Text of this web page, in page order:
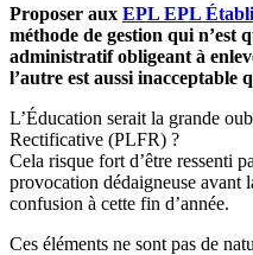
Proposer aux EPL EPL
méthode de gestion qui n’est
administratif obligeant à
l’autre est aussi inacceptable
L’Éducation serait la grande
Rectificative (PLFR) ?
Cela risque fort d’être ressenti
provocation dédaigneuse avant
confusion à cette fin d’année.
Ces éléments ne sont pas de